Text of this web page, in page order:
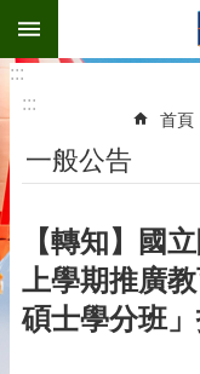
跳到主要內容區塊
:::
:::
首頁
一般公告
【轉知】國
上學期推廣
碩士學分班